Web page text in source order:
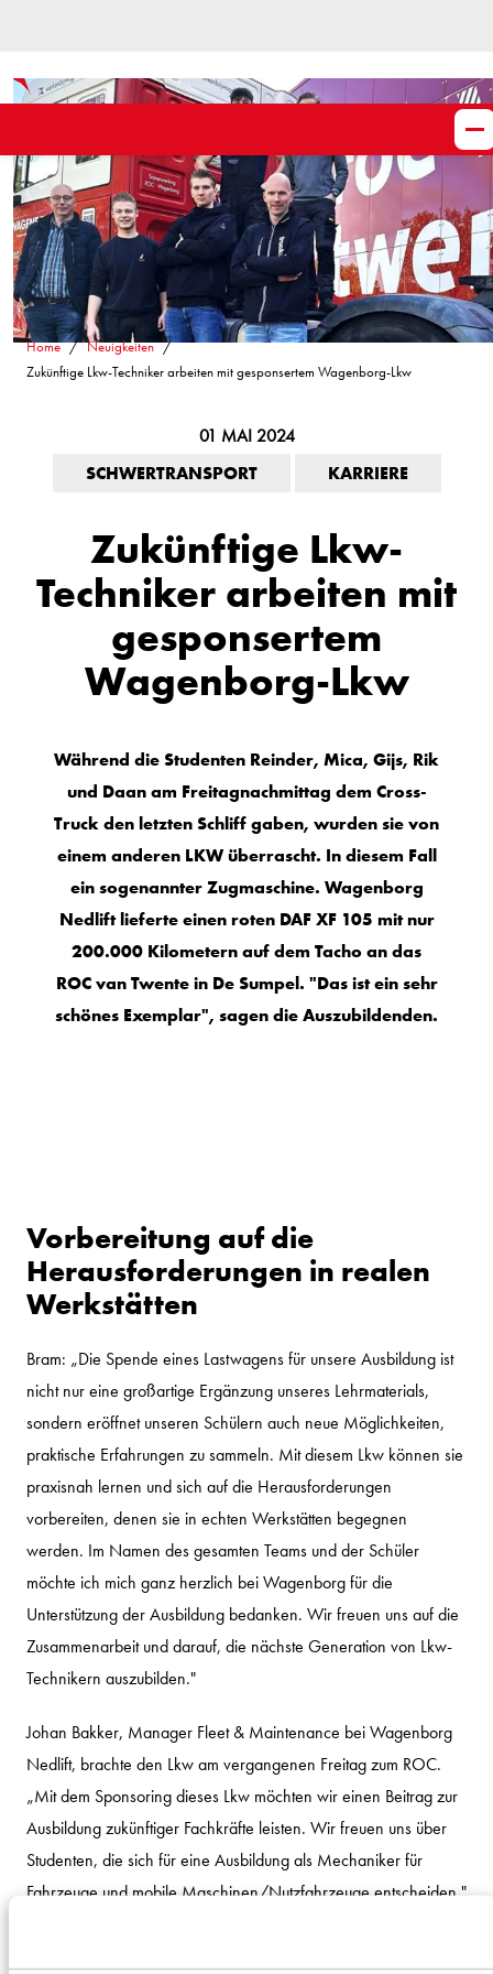
Home
Neuigkeiten
Zukünftige Lkw-Techniker arbeiten mit gesponsertem Wagenborg-Lkw
01 MAI 2024
SCHWERTRANSPORT
KARRIERE
Zukünftige Lkw-
Techniker arbeiten mit
gesponsertem
Wagenborg-Lkw
Während die Studenten Reinder, Mica, Gijs, Rik
und Daan am Freitagnachmittag dem Cross-
Truck den letzten Schliff gaben, wurden sie von
einem anderen LKW überrascht. In diesem Fall
ein sogenannter Zugmaschine. Wagenborg
Nedlift lieferte einen roten DAF XF 105 mit nur
200.000 Kilometern auf dem Tacho an das
ROC van Twente in De Sumpel. "Das ist ein sehr
schönes Exemplar", sagen die Auszubildenden.
Vorbereitung auf die
Herausforderungen in realen
Werkstätten
Bram: „Die Spende eines Lastwagens für unsere Ausbildung ist
nicht nur eine großartige Ergänzung unseres Lehrmaterials,
sondern eröffnet unseren Schülern auch neue Möglichkeiten,
praktische Erfahrungen zu sammeln. Mit diesem Lkw können sie
praxisnah lernen und sich auf die Herausforderungen
vorbereiten, denen sie in echten Werkstätten begegnen
werden. Im Namen des gesamten Teams und der Schüler
möchte ich mich ganz herzlich bei Wagenborg für die
Unterstützung der Ausbildung bedanken. Wir freuen uns auf die
Zusammenarbeit und darauf, die nächste Generation von Lkw-
Technikern auszubilden."
Johan Bakker, Manager Fleet & Maintenance bei Wagenborg
Nedlift, brachte den Lkw am vergangenen Freitag zum ROC.
„Mit dem Sponsoring dieses Lkw möchten wir einen Beitrag zur
Ausbildung zukünftiger Fachkräfte leisten. Wir freuen uns über
Studenten, die sich für eine Ausbildung als Mechaniker für
Fahrzeuge und mobile Maschinen/Nutzfahrzeuge entscheiden."